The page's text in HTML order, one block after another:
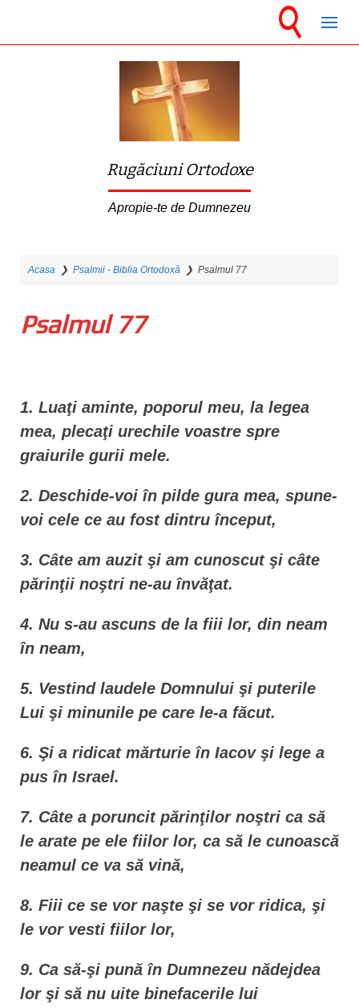
Rugăciuni Ortodoxe
Apropie-te de Dumnezeu
Acasa ❯ Psalmii - Biblia Ortodoxă ❯ Psalmul 77
Psalmul 77
1. Luaţi aminte, poporul meu, la legea
mea, plecaţi urechile voastre spre
graiurile gurii mele.
2. Deschide-voi în pilde gura mea, spune-
voi cele ce au fost dintru început,
3. Câte am auzit şi am cunoscut şi câte
părinţii noştri ne-au învăţat.
4. Nu s-au ascuns de la fiii lor, din neam
în neam,
5. Vestind laudele Domnului şi puterile
Lui şi minunile pe care le-a făcut.
6. Şi a ridicat mărturie în Iacov şi lege a
pus în Israel.
7. Câte a poruncit părinţilor noştri ca să
le arate pe ele fiilor lor, ca să le cunoască
neamul ce va să vină,
8. Fiii ce se vor naşte şi se vor ridica, şi
le vor vesti fiilor lor,
9. Ca să-şi pună în Dumnezeu nădejdea
lor şi să nu uite binefacerile lui